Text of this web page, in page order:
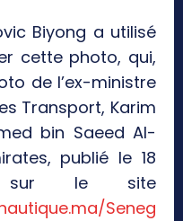
Biyong a utilisé
cette photo, qui,
de l’ex-ministre
Transport, Karim
bin Saeed Al-
publié le 18
sur le site
Seneg